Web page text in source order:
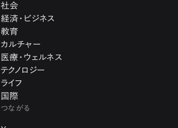
社会
経済・ビジネス
教育
カルチャー
医療・ウェルネス
テクノロジー
ライフ
国際
つながる